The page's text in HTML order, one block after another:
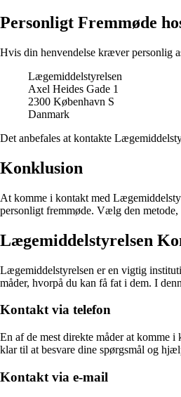
Personligt Fremmøde
Hvis din henvendelse kræver personlig
Lægemiddelstyrelsen
Axel Heides Gade 1
2300 København S
Danmark
Det anbefales at kontakte
Konklusion
At komme i kontakt med
personligt fremmøde. Vælg den metode,
Lægemiddelstyrelsen
Lægemiddelstyrelsen er en vigtig
måder, hvorpå du kan få fat i dem. I
Kontakt via telefon
En af de mest direkte måder at
klar til at besvare dine spørgsmål og
Kontakt via e-mail